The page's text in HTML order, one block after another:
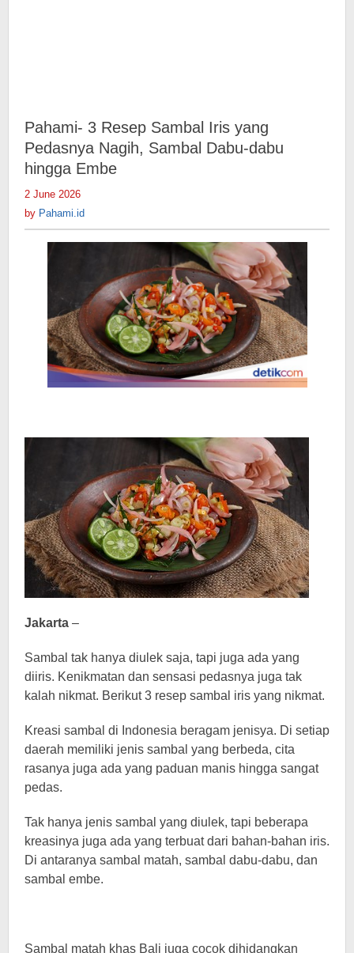
Pahami- 3 Resep Sambal Iris yang
Pedasnya Nagih, Sambal Dabu-dabu
hingga Embe
2 June 2026
by Pahami.id
Jakarta –
Sambal tak hanya diulek saja, tapi juga ada yang
diiris. Kenikmatan dan sensasi pedasnya juga tak
kalah nikmat. Berikut 3 resep sambal iris yang nikmat.
Kreasi sambal di Indonesia beragam jenisya. Di setiap
daerah memiliki jenis sambal yang berbeda, cita
rasanya juga ada yang paduan manis hingga sangat
pedas.
Tak hanya jenis sambal yang diulek, tapi beberapa
kreasinya juga ada yang terbuat dari bahan-bahan iris.
Di antaranya sambal matah, sambal dabu-dabu, dan
sambal embe.
Sambal matah khas Bali juga cocok dihidangkan